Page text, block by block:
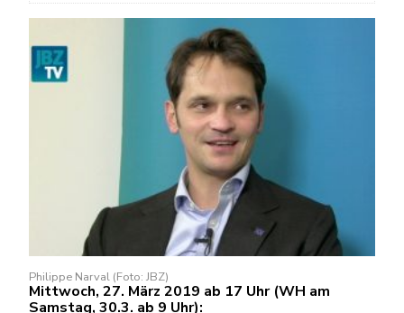
Philippe Narval (Foto: JBZ)
Mittwoch, 27. März 2019 ab 17 Uhr (WH am
Samstag, 30.3. ab 9 Uhr):